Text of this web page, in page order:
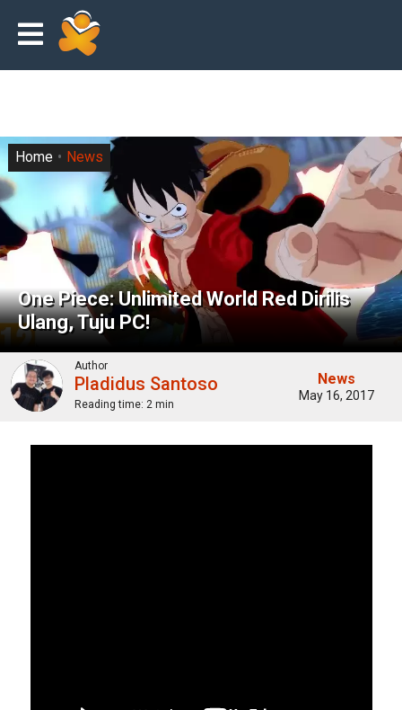
One Piece: Unlimited World Red Dirilis
Ulang, Tuju PC!
Home News
Author
Pladidus Santoso
Reading time: 2 min
News
May 16, 2017